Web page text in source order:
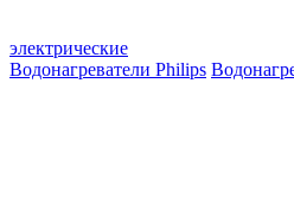
электрические
Водонагреватели Philips